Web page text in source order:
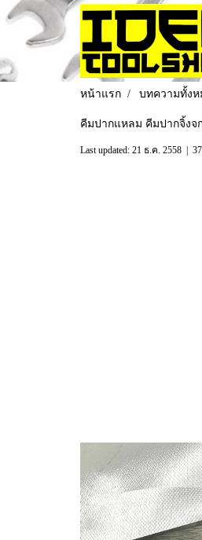
หน้าแรก บทความทั้งห
คีมปากแหลม คีมปากจิ้งจ
Last updated: 21 ธ.ค. 2558